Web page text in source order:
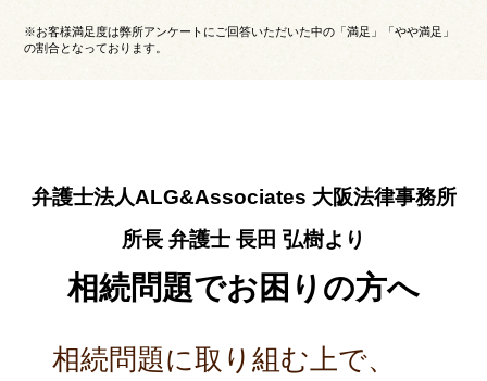
※お客様満足度は弊所アンケートにご回答いただいた中の「満足」「やや満足」
の割合となっております。
弁護士法人ALG&Associates 大阪法律事務所
所長 弁護士 長田 弘樹より
相続問題でお困りの方へ
相続問題に取り組む上で、